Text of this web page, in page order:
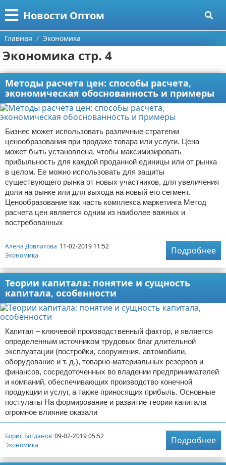
Новости Оптом
Меню
Главная
Категории
Информационные технологии
Автомобили
Политика
Природа
Философия
Культура
Поиск
О проекте
Контакты
Сотрудничество
Размещение рекламы
Для правообладателей
Условия предоставления информации
Главная Экономика
Экономика стр. 4
Методы расчета цен: способы расчета,
экономическая обоснованность и примеры
Бизнес может использовать различные стратегии
ценообразования при продаже товара или услуги. Цена
может быть установлена, чтобы максимизировать
прибыльность для каждой проданной единицы или от рынка
в целом. Ее можно использовать для защиты
существующего рынка от новых участников, для увеличения
доли на рынке или для выхода на новый его сегмент.
Ценообразование как часть комплекса маркетинга Метод
расчета цен является одним из наиболее важных и
востребованных
Алена Довлатова 11-02-2019 11:52
Экономика
Подробнее
Теории капитала: понятие и сущность
капитала, особенности
Капитал – ключевой производственный фактор, и является
определенным источником трудовых благ длительной
эксплуатации (постройки, сооружения, автомобили,
оборудование и т. д.), товарно-материальных резервов и
финансов, сосредоточенных во владении предпринимателей
и компаний, обеспечивающих производство конечной
продукции и услуг, а также приносящих прибыль. Основные
постулаты На формирование и развитие теории капитала
огромное влияние оказали
Борис Богданов 09-02-2019 05:52
Экономика
Подробнее